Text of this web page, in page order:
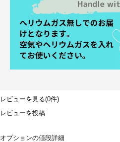
レビューを見る(0件)
レビューを投稿
オプションの値段詳細